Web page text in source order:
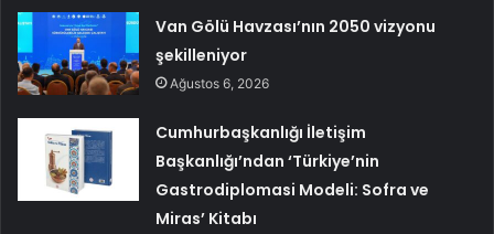
Van Gölü Havzası’nın 2050 vizyonu
şekilleniyor
Ağustos 6, 2026
Cumhurbaşkanlığı İletişim
Başkanlığı’ndan ‘Türkiye’nin
Gastrodiplomasi Modeli: Sofra ve
Miras’ Kitabı